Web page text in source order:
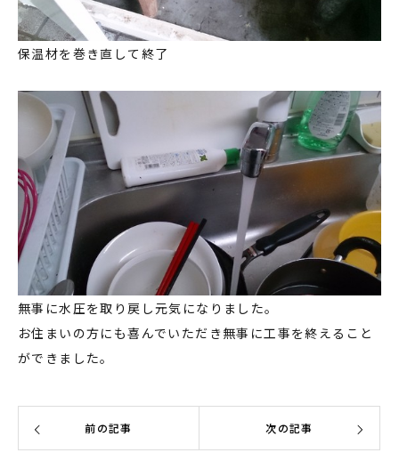
保温材を巻き直して終了
無事に水圧を取り戻し元気になりました。
お住まいの方にも喜んでいただき無事に工事を終えること
ができました。
前の記事 次の記事